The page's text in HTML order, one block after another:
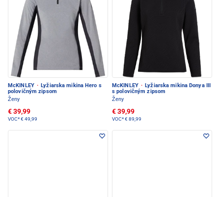
McKINLEY · Lyžiarska mikina Hero s
polovičným zipsom
Ženy
€ 39,99
VOC*€ 49,99
McKINLEY · Lyžiarska mikina Donya III
s polovičným zipsom
Ženy
€ 39,99
VOC*€ 89,99